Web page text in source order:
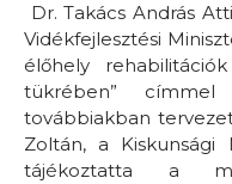
Dr. Takács András
Vidékfejlesztési
élőhely
tükrében”
továbbiakban
Zoltán, a Kiskunsági
tájékoztatta a